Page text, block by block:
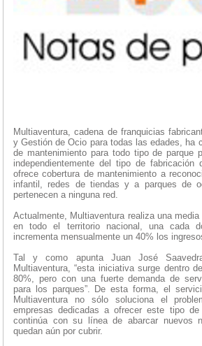
Multiaventura, cadena de franquicias
y Gestión de Ocio para todas las edades, ha
de mantenimiento para todo tipo de parque
independientemente del tipo de
ofrece cobertura de mantenimiento a
infantil, redes de tiendas y a parques de
pertenecen a ninguna red.
Actualmente, Multiaventura realiza una
en todo el territorio nacional, una cada
incrementa mensualmente un 40% los
Tal y como apunta Juan José
Multiaventura, “esta iniciativa surge dentro
80%, pero con una fuerte demanda de
para los parques”. De esta forma, el
Multiaventura no sólo soluciona el
empresas dedicadas a ofrecer este tipo
continúa con su línea de abarcar nuevos
quedan aún por cubrir.